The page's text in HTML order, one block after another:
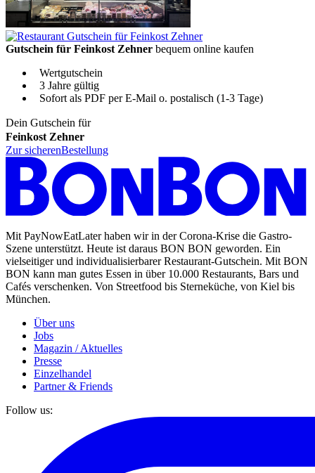
Gutschein für Feinkost Zehner bequem online kaufen
Wertgutschein
3 Jahre gültig
Sofort als PDF per E-Mail o. postalisch (1-3 Tage)
Dein Gutschein für
Feinkost Zehner
Zur sicherenBestellung
Mit PayNowEatLater haben wir in der Corona-Krise die Gastro-
Szene unterstützt. Heute ist daraus BON BON geworden. Ein
vielseitiger und individualisierbarer Restaurant-Gutschein. Mit BON
BON kann man gutes Essen in über 10.000 Restaurants, Bars und
Cafés verschenken. Von Streetfood bis Sterneküche, von Kiel bis
München.
Über uns
Jobs
Magazin / Aktuelles
Presse
Einzelhandel
Partner & Friends
Follow us: